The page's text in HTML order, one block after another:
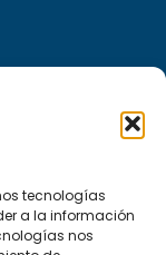
tecnologías
a la información
nos